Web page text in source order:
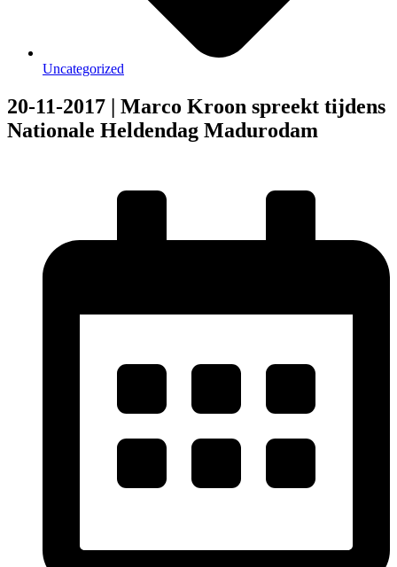
Uncategorized
20-11-2017 | Marco Kroon spreekt tijdens
Nationale Heldendag Madurodam